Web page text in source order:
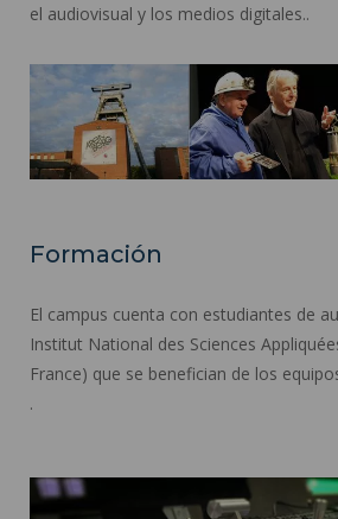
el audiovisual y los medios digitales..
Formación
El campus cuenta con estudiantes de
Institut National des Sciences
France) que se benefician de los
.